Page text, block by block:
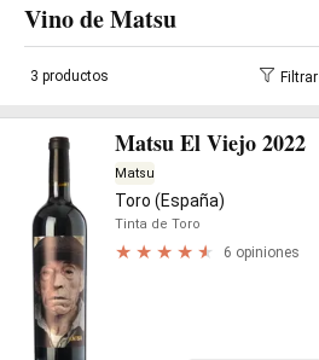
Vino de Matsu
3 productos Filtrar
Matsu El Viejo 2022
Matsu
Toro (España)
Tinta de Toro
6 opiniones